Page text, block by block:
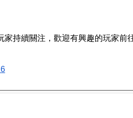
家持續關注，歡迎有興趣的玩家前